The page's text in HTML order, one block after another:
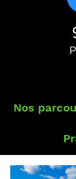
Nos